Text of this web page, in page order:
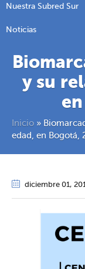
Nuestra Subred Sur
Noticias
y su
Inicio »
edad, en Bogotá,
diciembre 01,